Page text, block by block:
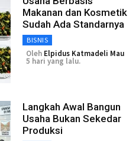
Makanan dan Kosmetik
Sudah Ada Standarnya
BISNIS
Oleh Elpidus Katmadeli Mau
5 hari yang lalu.
Langkah Awal Bangun
Usaha Bukan Sekedar
Produksi